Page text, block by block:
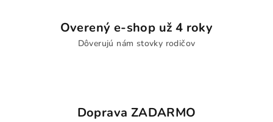
Overený e-shop už 4 roky
Dôverujú nám stovky rodičov
Doprava ZADARMO